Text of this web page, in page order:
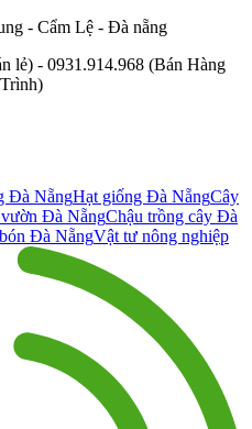
- Cẩm Lệ - Đà nẵng
lẻ) - 0931.914.968 (Bán Hàng
Đà NẵngHạt giống Đà NẵngCây
Đà NẵngChậu trồng cây Đà
Đà NẵngVật tư nông nghiệp